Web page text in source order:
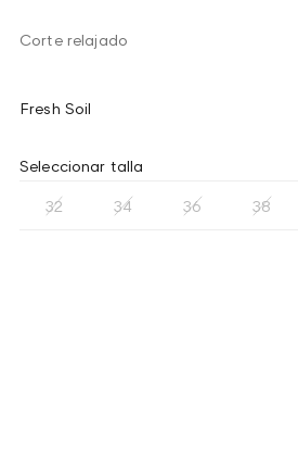
Corte relajado
Fresh Soil
Seleccionar talla
32 34 36 38